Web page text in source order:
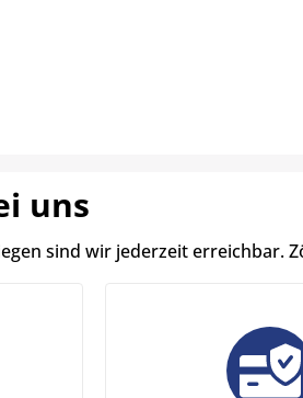
uns
sind wir jederzeit erreichbar.